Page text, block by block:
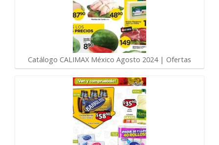
Catálogo CALIMAX México Agosto 2024 | Ofertas